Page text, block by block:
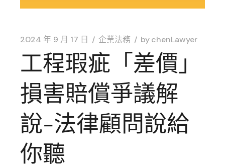
2024 年 9 月 17 日 企業法務 bychenLawyer
工程瑕疵「差價」
損害賠償爭議解
說-法律顧問說給
你聽